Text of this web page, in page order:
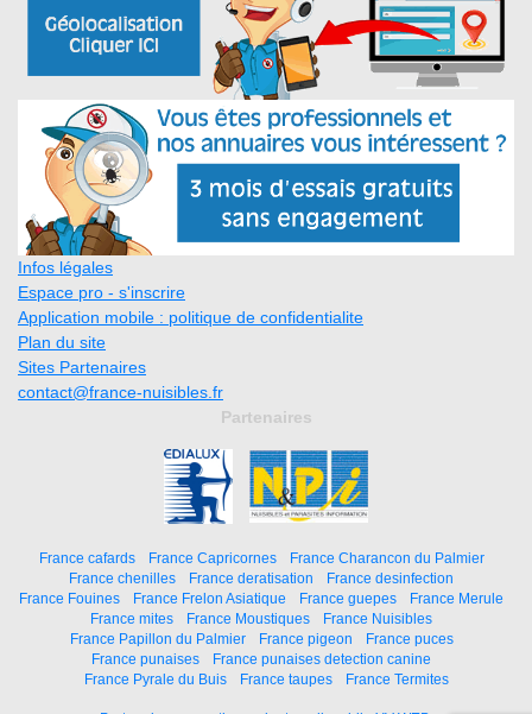
Infos légales
Espace pro - s'inscrire
Application mobile : politique de confidentialite
Plan du site
Sites Partenaires
contact@france-nuisibles.fr
Partenaires
France cafards France Capricornes
France Charancon du Palmier
France chenilles
France deratisation
France desinfection
France Fouines
France Frelon Asiatique France guepes
France Merule
France mites
France Moustiques
France Nuisibles
France Papillon du Palmier
France pigeon
France puces
France punaises
France punaises detection canine
France Pyrale du Buis
France taupes France Termites